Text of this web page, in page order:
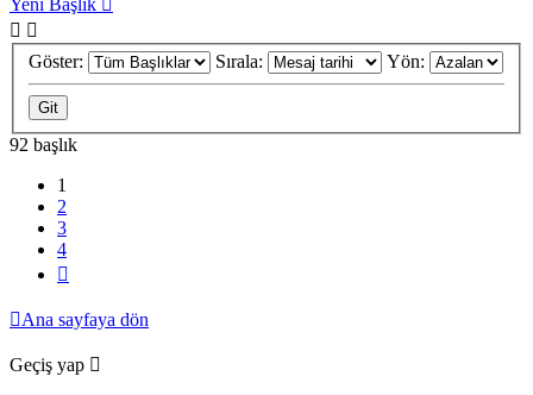
Göster: Sırala: Yön:
92 başlık
1
2
3
4
Ana sayfaya dön
Geçiş yap